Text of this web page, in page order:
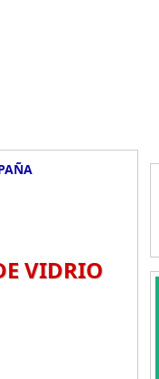
VIDRIO